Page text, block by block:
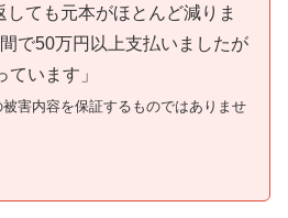
しても元本がほとんど減りま
で50万円以上支払いましたが
います」
害内容を保証するものではありませ